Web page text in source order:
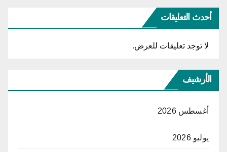
أحدث التعليقات
لا توجد تعليقات للعرض.
الأرشيف
أغسطس 2026
يوليو 2026